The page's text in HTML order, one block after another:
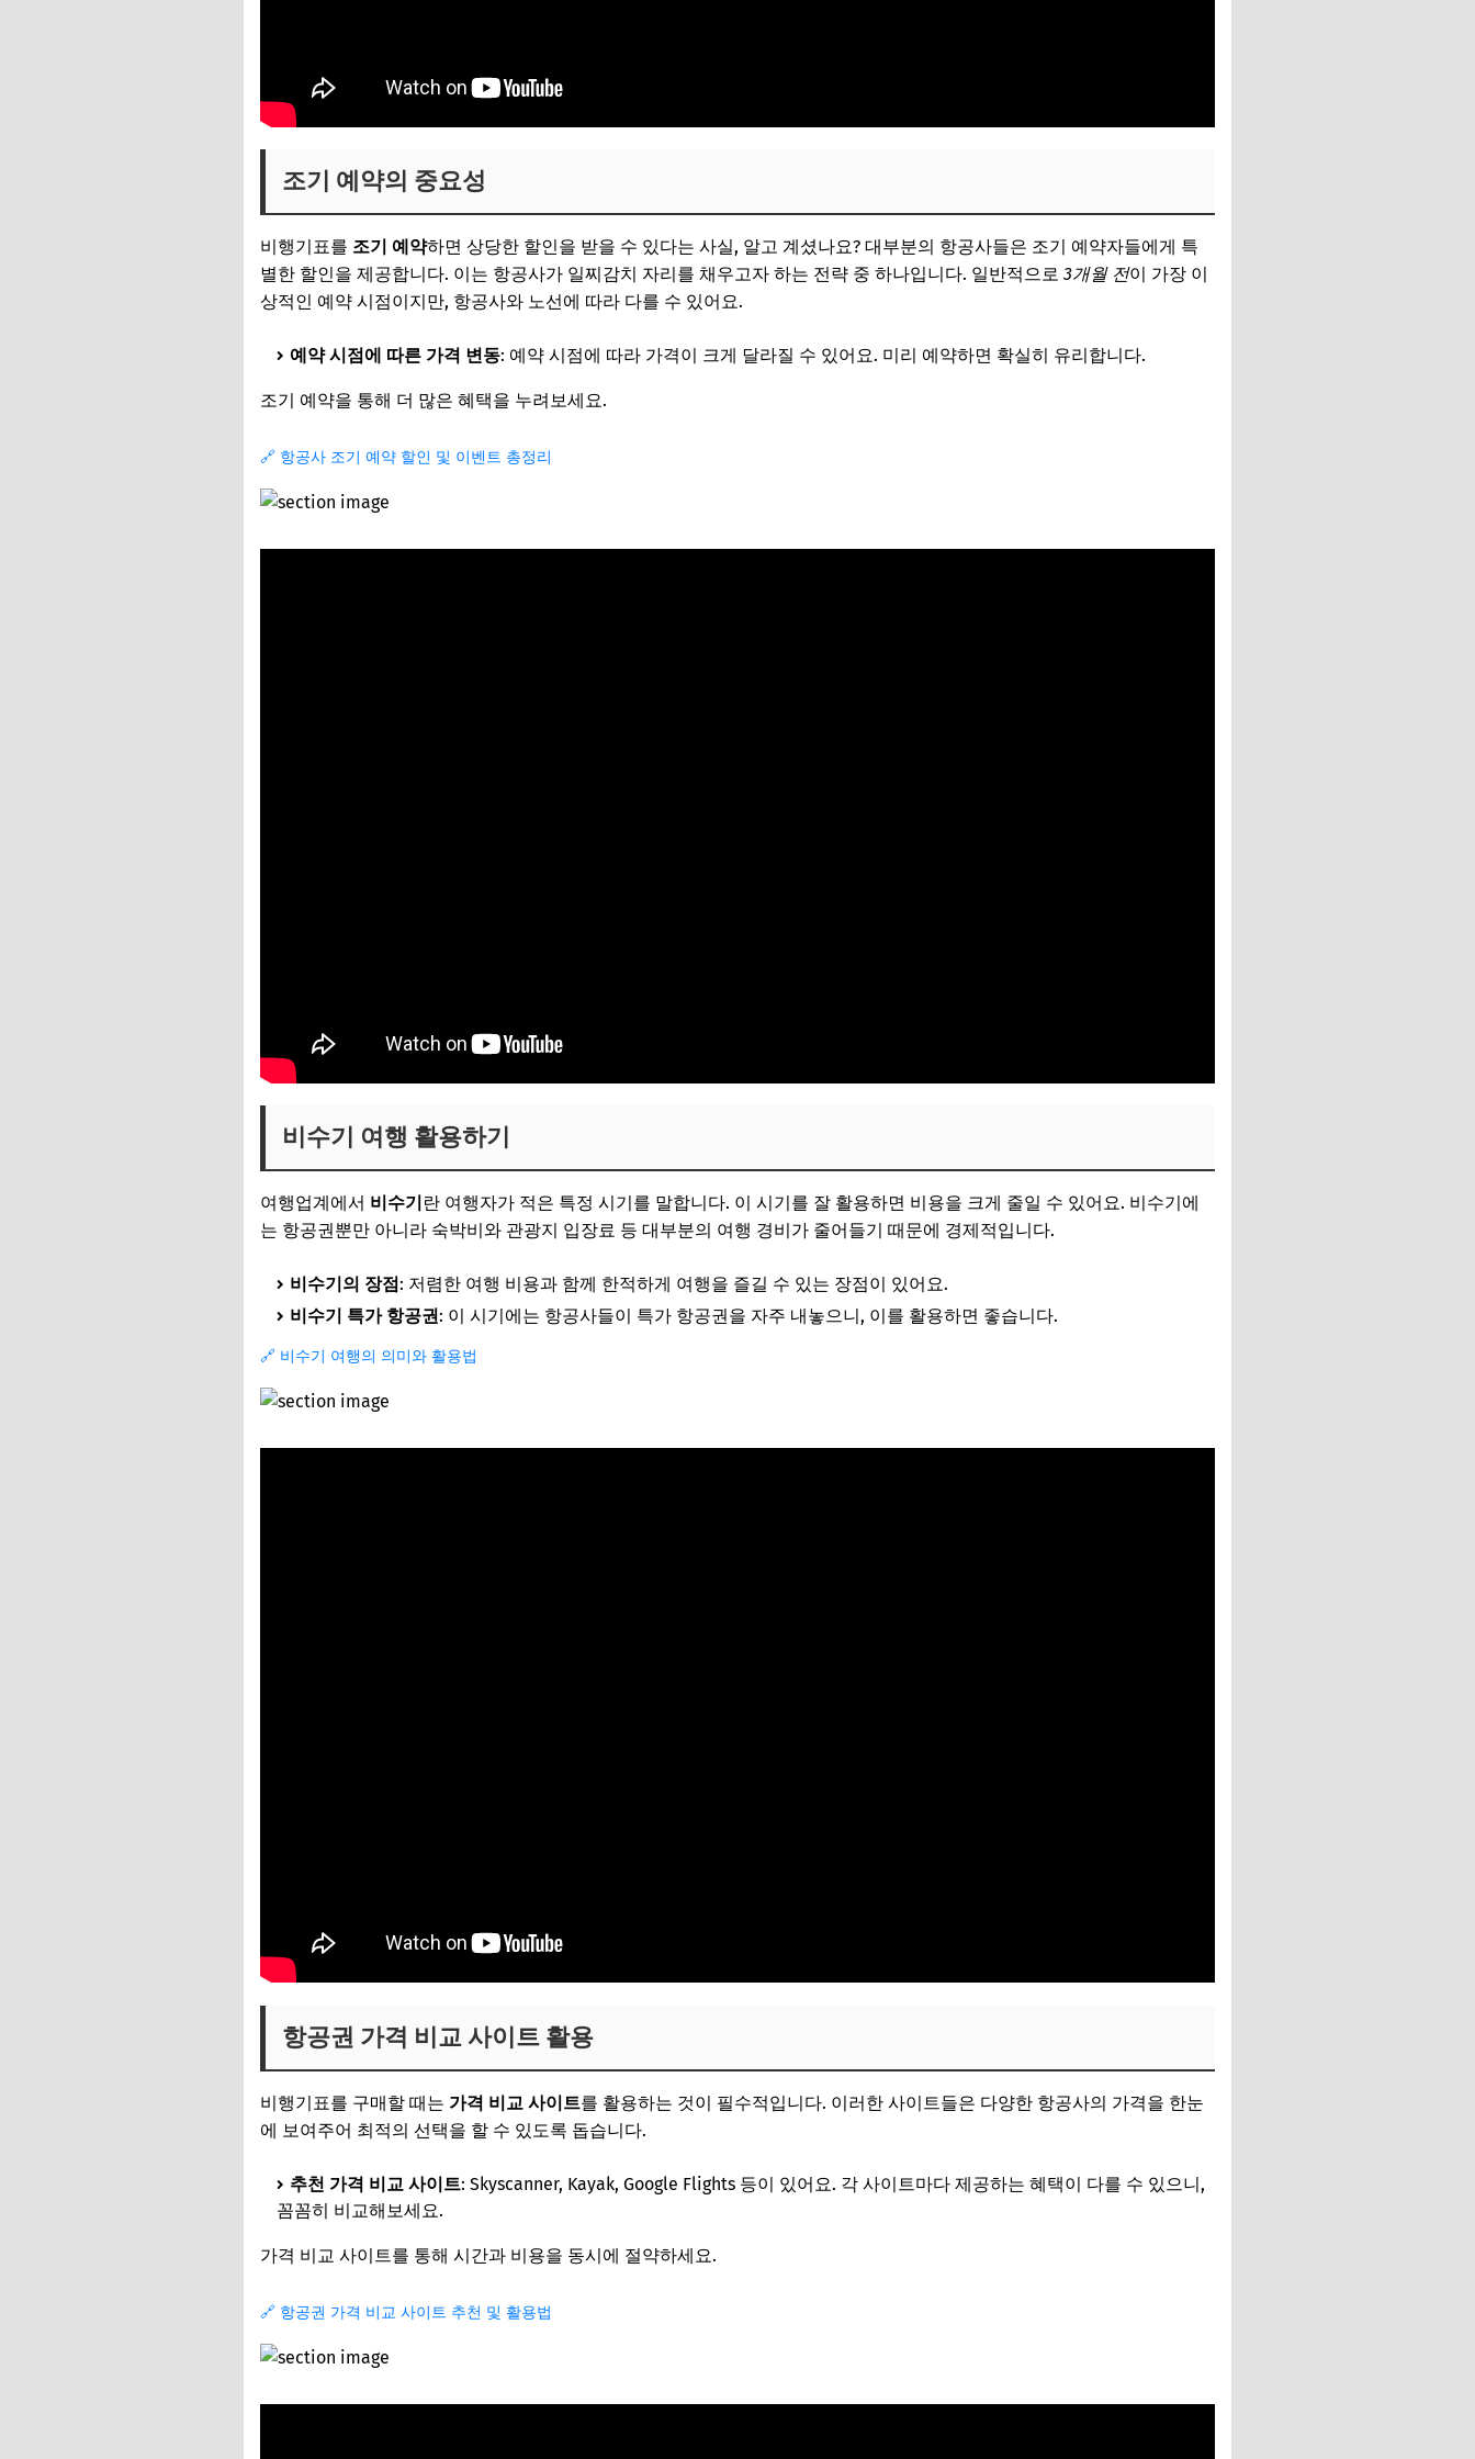
조기 예약의 중요성
비행기표를 조기 예약하면 상당한 할인을 받을 수 있다는 사실, 알고 계셨나요? 대부분의 항공사들은 조기 예약자들에게 특
별한 할인을 제공합니다. 이는 항공사가 일찌감치 자리를 채우고자 하는 전략 중 하나입니다. 일반적으로 3개월 전이 가장 이
상적인 예약 시점이지만, 항공사와 노선에 따라 다를 수 있어요.
예약 시점에 따른 가격 변동: 예약 시점에 따라 가격이 크게 달라질 수 있어요. 미리 예약하면 확실히 유리합니다.
조기 예약을 통해 더 많은 혜택을 누려보세요.
🔗 항공사 조기 예약 할인 및 이벤트 총정리
비수기 여행 활용하기
여행업계에서 비수기 란 여행자가 적은 특정 시기를 말합니다. 이 시기를 잘 활용하면 비용을 크게 줄일 수 있어요. 비수기에
는 항공권뿐만 아니라 숙박비와 관광지 입장료 등 대부분의 여행 경비가 줄어들기 때문에 경제적입니다.
비수기의 장점: 저렴한 여행 비용과 함께 한적하게 여행을 즐길 수 있는 장점이 있어요.
비수기 특가 항공권: 이 시기에는 항공사들이 특가 항공권을 자주 내놓으니, 이를 활용하면 좋습니다.
🔗 비수기 여행의 의미와 활용법
항공권 가격 비교 사이트 활용
비행기표를 구매할 때는 가격 비교 사이트를 활용하는 것이 필수적입니다. 이러한 사이트들은 다양한 항공사의 가격을 한눈
에 보여주어 최적의 선택을 할 수 있도록 돕습니다.
추천 가격 비교 사이트: Skyscanner, Kayak, Google Flights 등이 있어요. 각 사이트마다 제공하는 혜택이 다를 수 있으니,
꼼꼼히 비교해보세요.
가격 비교 사이트를 통해 시간과 비용을 동시에 절약하세요.
🔗 항공권 가격 비교 사이트 추천 및 활용법